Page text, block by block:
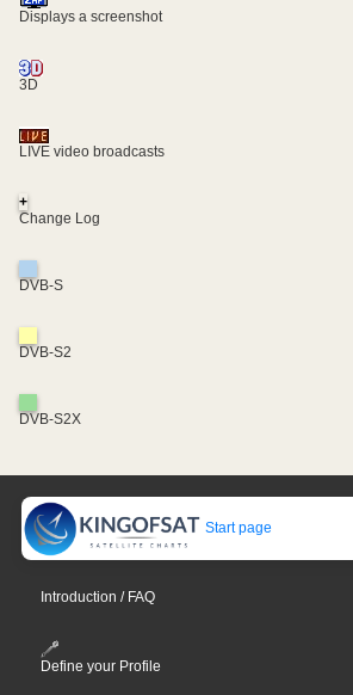
Displays a screenshot
3D
LIVE video broadcasts
+
Change Log
DVB-S
DVB-S2
DVB-S2X
Start page
Introduction / FAQ
Define your Profile